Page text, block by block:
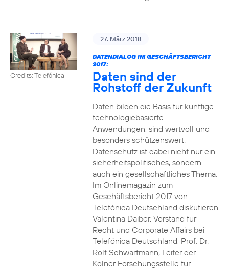
Credits: Telefónica
27. März 2018
DATENDIALOG IM GESCHÄFTSBERICHT
2017:
Daten sind der
Rohstoff der Zukunft
Daten bilden die Basis für künftige
technologiebasierte
Anwendungen, sind wertvoll und
besonders schützenswert.
Datenschutz ist dabei nicht nur ein
sicherheitspolitisches, sondern
auch ein gesellschaftliches Thema.
Im Onlinemagazin zum
Geschäftsbericht 2017 von
Telefónica Deutschland diskutieren
Valentina Daiber, Vorstand für
Recht und Corporate Affairs bei
Telefónica Deutschland, Prof. Dr.
Rolf Schwartmann, Leiter der
Kölner Forschungsstelle für